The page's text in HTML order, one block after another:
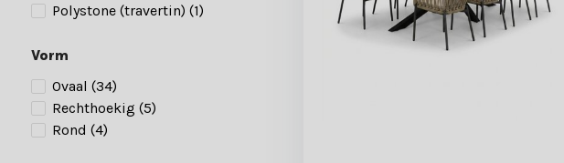
Polystone (travertin) (1)
Vorm
Ovaal (34)
Rechthoekig (5)
Rond (4)